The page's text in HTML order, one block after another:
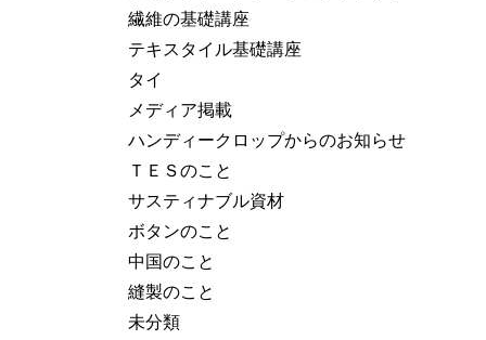
繊維の基礎講座
テキスタイル基礎講座
タイ
メディア掲載
ハンディークロップからのお知らせ
ＴＥＳのこと
サスティナブル資材
ボタンのこと
中国のこと
縫製のこと
未分類